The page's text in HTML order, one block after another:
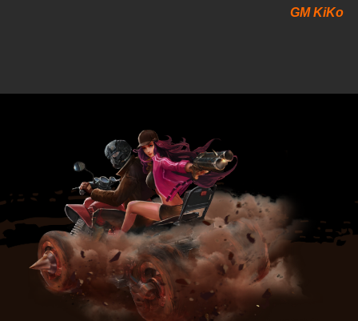
GM KiKo